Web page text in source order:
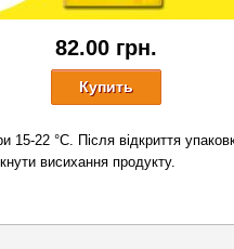
82.00 грн.
15-22 °С. Після відкриття
висихання продукту.